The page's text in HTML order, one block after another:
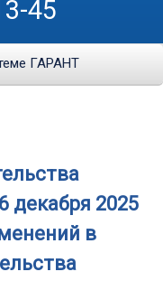
45
ГАРАНТ
декабря 2025
в